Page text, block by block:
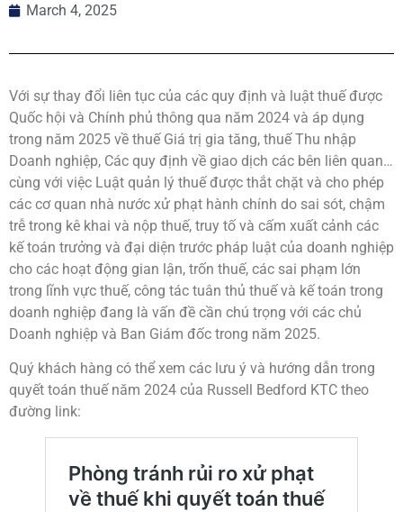
March 4, 2025
Với sự thay đổi liên tục của các quy định và luật thuế được
Quốc hội và Chính phủ thông qua năm 2024 và áp dụng
trong năm 2025 về thuế Giá trị gia tăng, thuế Thu nhập
Doanh nghiệp, Các quy định về giao dịch các bên liên quan…
cùng với việc Luật quản lý thuế được thắt chặt và cho phép
các cơ quan nhà nước xử phạt hành chính do sai sót, chậm
trễ trong kê khai và nộp thuế, truy tố và cấm xuất cảnh các
kế toán trưởng và đại diện trước pháp luật của doanh nghiệp
cho các hoạt động gian lận, trốn thuế, các sai phạm lớn
trong lĩnh vực thuế, công tác tuân thủ thuế và kế toán trong
doanh nghiệp đang là vấn đề cần chú trọng với các chủ
Doanh nghiệp và Ban Giám đốc trong năm 2025.
Quý khách hàng có thể xem các lưu ý và hướng dẫn trong
quyết toán thuế năm 2024 của Russell Bedford KTC theo
đường link: